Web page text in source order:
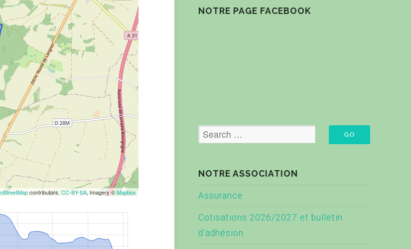
contributors,CC-BY-SA, Imagery ©Mapbox
NOTRE PAGE FACEBOOK
NOTRE ASSOCIATION
Assurance
Cotisations 2026/2027 et bulletin
d’adhésion